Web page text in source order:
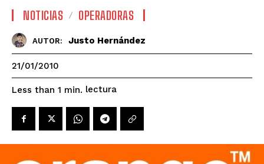
NOTICIAS OPERADORAS
AUTOR: Justo Hernández
21/01/2010
Less than 1 min. lectura